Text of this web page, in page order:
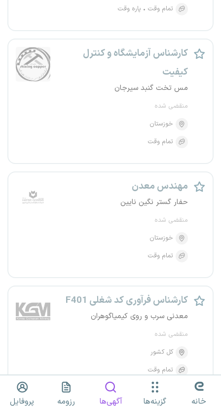
تمام وقت
پاره وقت
کارشناس آزمایشگاه و کنترل
کیفیت
مس تخت گنبد سیرجان
منقضی شده
خوزستان
تمام وقت
مهندس معدن
حفار گستر نگین نایین
منقضی شده
خوزستان
تمام وقت
کارشناس فرآوری کد شغلی F401
معدنی سرب و روی کیمیاگوهران
منقضی شده
کل کشور
تمام وقت
خانه گزینه‌ها آگهی‌ها رزومه پروفایل